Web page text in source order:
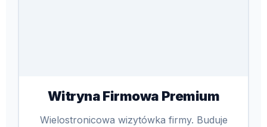
Witryna Firmowa Premium
Wielostronicowa wizytówka firmy. Buduje